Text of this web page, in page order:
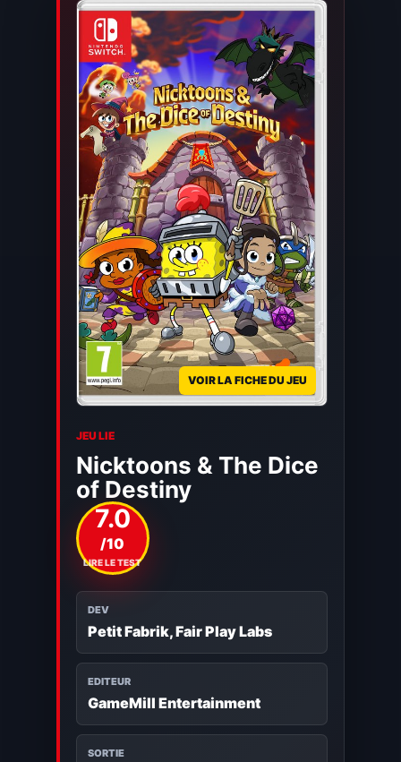
VOIR LA FICHE DU JEU
JEU LIE
Nicktoons & The Dice
of Destiny
7.0
/10
LIRE LE TEST
DEV
Petit Fabrik, Fair Play Labs
EDITEUR
GameMill Entertainment
SORTIE